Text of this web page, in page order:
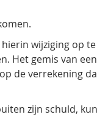
wijziging op
Het gemis van
de verrekening
zijn schuld,